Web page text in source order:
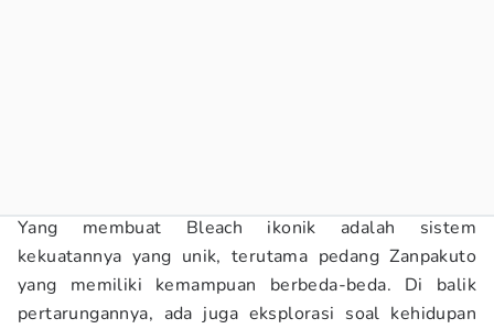
Yang membuat Bleach ikonik adalah sistem
kekuatannya yang unik, terutama pedang Zanpakuto
yang memiliki kemampuan berbeda-beda. Di balik
pertarungannya, ada juga eksplorasi soal kehidupan